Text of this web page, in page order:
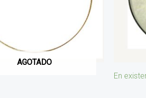
AGOTADO
En